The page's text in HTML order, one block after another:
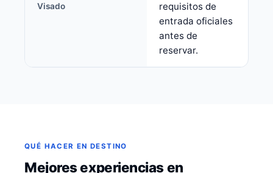
Visado
requisitos de
entrada oficiales
antes de
reservar.
QUÉ HACER EN DESTINO
Mejores experiencias en